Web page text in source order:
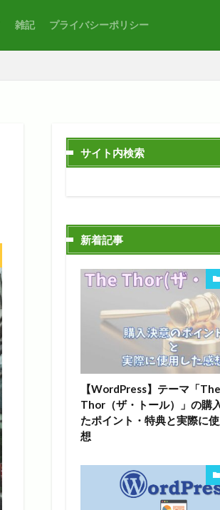
雑記 プライバシーポリシー
サイト内検索
新着記事
【WordPress】テーマ「The
Thor（ザ・トール）」の購
たポイント・特典と実際に
想